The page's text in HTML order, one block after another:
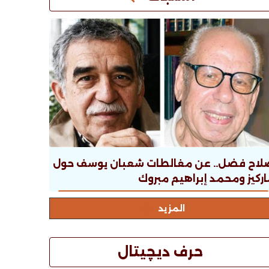
فضل.. عن مغالطات شعبان يوسف حول
ومحمد إبراهيم مبروك
المزيد
حرف ديچيتال